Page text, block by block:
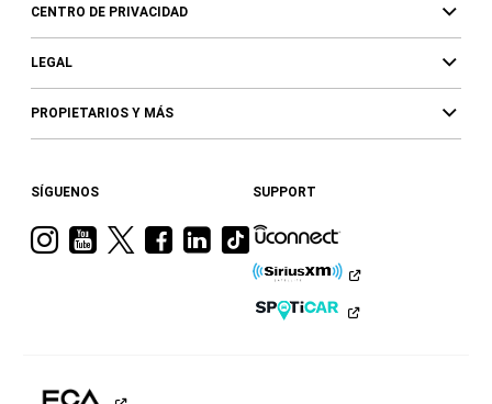
CENTRO DE PRIVACIDAD
LEGAL
PROPIETARIOS Y MÁS
SÍGUENOS
VisitaVisitaVisitaVisitaVisita
Ram
Visita
a
Ram
en
SUPPORT